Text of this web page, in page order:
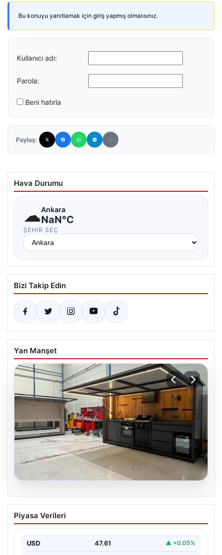
Bu konuyu yanıtlamak için giriş yapmış olmalısınız.
Kullanıcı adı:
Parola:
Beni hatırla
Paylaş:
Hava Durumu
☁Ankara
NaN°C
ŞEHIR SEÇ
Bizi Takip Edin
Yan Manşet
Açık Alan Mimarisinde Konfor ve bahçe
mutfağı Çözümleri
köşelerinden parçası gelmiştir. Doğayla uyumlu…
Piyasa Verileri
USD 47.61 ▲ +0.05%